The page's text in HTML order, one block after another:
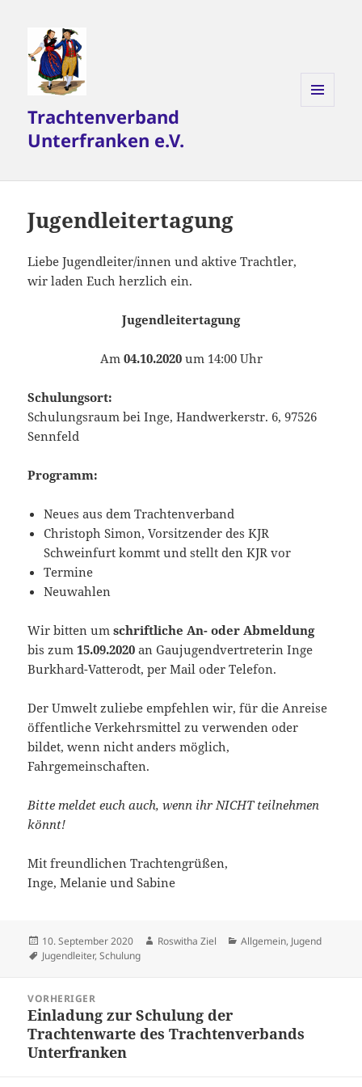
Trachtenverband
Unterfranken e.V.
Jugendleitertagung
Liebe Jugendleiter/innen und aktive Trachtler,
wir laden Euch herzlich ein.
Jugendleitertagung
Am 04.10.2020um 14:00 Uhr
Schulungsort:
Schulungsraum bei Inge, Handwerkerstr. 6, 97526
Sennfeld
Programm:
Neues aus dem Trachtenverband
Christoph Simon, Vorsitzender des KJR
Schweinfurt kommt und stellt den KJR vor
Termine
Neuwahlen
Wir bitten umschriftliche An- oder Abmeldung
bis zum15.09.2020 an Gaujugendvertreterin Inge
Burkhard-Vatterodt, per Mail oder Telefon.
Der Umwelt zuliebe empfehlen wir, für die Anreise
öffentliche Verkehrsmittel zu verwenden oder
bildet, wenn nicht anders möglich,
Fahrgemeinschaften.
Bitte meldet euch auch, wenn ihr NICHT teilnehmen
könnt!
Mit freundlichen Trachtengrüßen,
Inge, Melanie und Sabine
Veröffentlicht
am
10. September 2020 Autor
Roswitha Ziel Kategorien
Allgemein, Jugend
Schlagwörter
Jugendleiter,Schulung
VORHERIGER
Vorheriger
Beitrag:
Einladung zur Schulung der
Trachtenwarte des Trachtenverbands
Unterfranken